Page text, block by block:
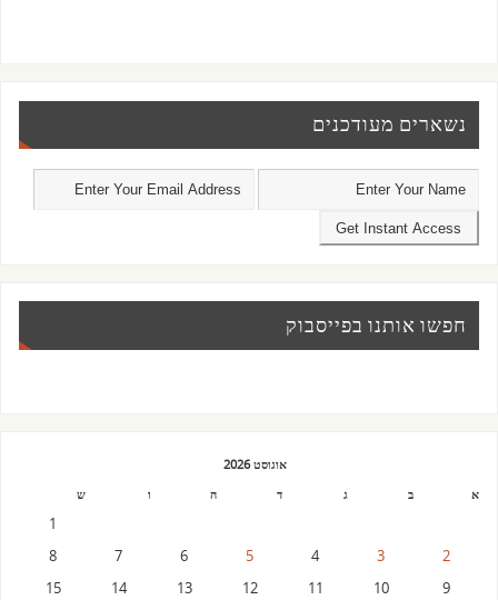
נשארים מעודכנים
חפשו אותנו בפייסבוק
אוגוסט 2026
א
ב ג ד ה ו ש
1
2
3
4
5
6
7
8
9
10
11
12
13
14
15